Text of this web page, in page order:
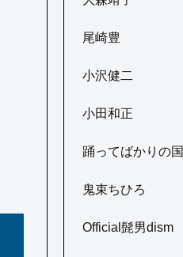
尾崎豊
小沢健二
小田和正
踊ってばかりの国
鬼束ちひろ
Official髭男dism